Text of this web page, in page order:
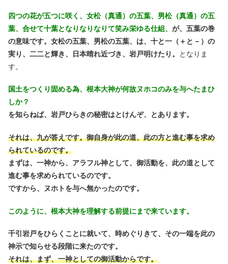
四つの花が五つに咲く、女松（真通）の五葉、男松（真通）の五
葉、合せて十葉となりなりなりて笑み栄ゆる仕組、 が、五葉の巻
の意味です。 女松の五葉、男松の五葉、は、十と一（＋と－）の
実り、二二と輝き、日本晴れ近づき、岩戸明けたり。
となりま
す。
国土をつくり固める為、根本大神が何故ヌホコのみを与へたまひ
しか？
を知らねば、岩戸ひらきの秘密はとけんぞ、とあります。
それは、九が答えです。御自身が此の道、此の方と進む事を求め
られているのです。
まずは、一神から、アラフル神として、御活動を、此の道として
進む事を求められているのです。
ですから、ヌホトを与へ無かったのです。
このように、根本大神を理解する前提にまで来ています。
千引岩戸をひらくことに就いて、時めぐりきて、その一端を此の
神示で知らせる段階に来たのです。
それは、まず、一神としての御活動からです。